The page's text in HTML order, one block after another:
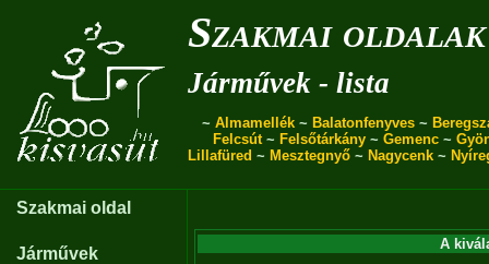
Szakmai oldalak
Járművek - lista
~ Almamellék ~ Balatonfenyves ~
Felcsút~ Felsőtárkány ~ Gemenc ~
Lillafüred ~ Mesztegnyő ~ Nagycenk ~
Szakmai oldal
Járművek
A